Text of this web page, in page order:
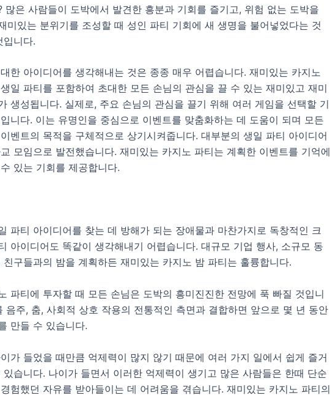
많은 사람들이 도박에서 발견한 흥분과 기회를 즐기고, 위험 없는 도박을
미있는 분위기를 조성할 때 성인 파티 기회에 새 생명을 불어넣었다는 것
입니다.
한 아이디어를 생각해내는 것은 종종 매우 어렵습니다. 재미있는 카지노
일 파티를 포함하여 초대한 모든 손님의 관심을 끌 수 있는 재미있고 재미
생성됩니다. 실제로, 주요 손님의 관심을 끌기 위해 여러 게임을 선택할 기
니다. 이는 유명인을 중심으로 이벤트를 맞춤화하는 데 도움이 되며 모든
벤트의 목적을 구체적으로 상기시켜줍니다. 대부분의 생일 파티 아이디어
모임으로 발전했습니다. 재미있는 카지노 파티는 계획한 이벤트를 기억에
있는 기회를 제공합니다.
파티 아이디어를 찾는 데 방해가 되는 장애물과 마찬가지로 독창적인 크
아이디어도 똑같이 생각해내기 어렵습니다. 대규모 기업 행사, 소규모 동
친구들과의 밤을 계획하든 재미있는 카지노 밤 파티는 훌륭합니다.
파티에 투자할 때 모든 손님은 도박의 흥미진진한 전망에 푹 빠질 것입니
음주, 춤, 사회적 상호 작용의 전통적인 측면과 결합하면 앞으로 몇 년 동안
만들 수 있습니다.
가 들었을 때만큼 억제력이 많지 않기 때문에 여러 가지 일에서 쉽게 즐거
있습니다. 나이가 들면서 이러한 억제력이 생기고 많은 사람들은 한때 단순
험했던 자유를 받아들이는 데 어려움을 겪습니다. 재미있는 카지노 파티의